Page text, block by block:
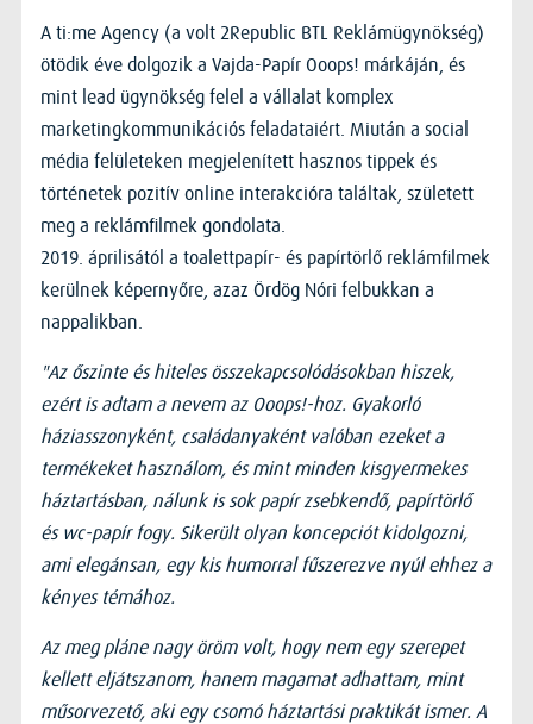
A ti:me Agency (a volt 2Republic BTL Reklámügynökség)
ötödik éve dolgozik a Vajda-Papír Ooops! márkáján, és
mint lead ügynökség felel a vállalat komplex
marketingkommunikációs feladataiért. Miután a social
média felületeken megjelenített hasznos tippek és
történetek pozitív online interakcióra találtak, született
meg a reklámfilmek gondolata.
2019. áprilisától a toalettpapír- és papírtörlő reklámfilmek
kerülnek képernyőre, azaz Ördög Nóri felbukkan a
nappalikban.
"Az őszinte és hiteles összekapcsolódásokban hiszek,
ezért is adtam a nevem az Ooops!-hoz. Gyakorló
háziasszonyként, családanyaként valóban ezeket a
termékeket használom, és mint minden kisgyermekes
háztartásban, nálunk is sok papír zsebkendő, papírtörlő
és wc-papír fogy. Sikerült olyan koncepciót kidolgozni,
ami elegánsan, egy kis humorral fűszerezve nyúl ehhez a
kényes témához.
Az meg pláne nagy öröm volt, hogy nem egy szerepet
kellett eljátszanom, hanem magamat adhattam, mint
műsorvezető, aki egy csomó háztartási praktikát ismer. A